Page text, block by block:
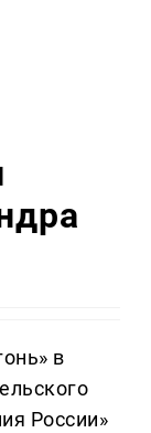
в
России»